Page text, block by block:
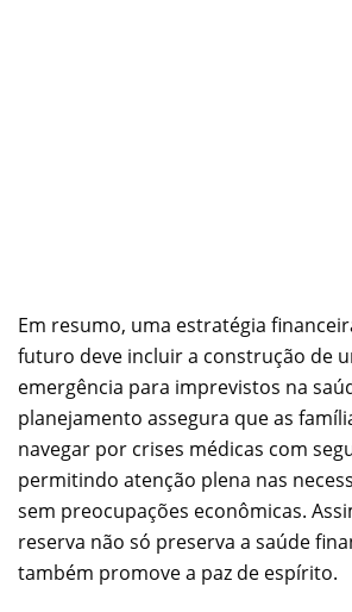
Em resumo, uma estratégia
futuro deve incluir a construção de
emergência para imprevistos na
planejamento assegura que as
navegar por crises médicas com
permitindo atenção plena nas
sem preocupações econômicas.
reserva não só preserva a saúde
também promove a paz de espírito.